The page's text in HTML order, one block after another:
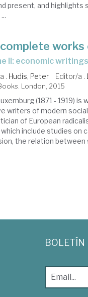
present, and highlights
II: economic
. Hudis, Peter Editor/a .
London, 2015
(1871 - 1919)
writers of modern
of European
include studies on
the relation between
BOLETÍN